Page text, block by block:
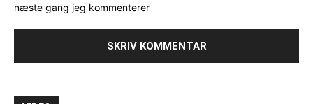
næste gang jeg kommenterer